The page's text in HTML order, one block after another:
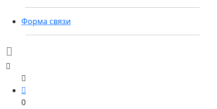
Форма связи
0